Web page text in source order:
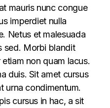
mauris nunc congue
imperdiet nulla
Netus et malesuada
sed. Morbi blandit
non quam lacus.
duis. Sit amet cursus
urna condimentum.
cursus in hac, a sit